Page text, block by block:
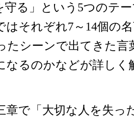
守る」という5つのテ
はそれぞれ7～14個の
たシーンで出てきた言
なるのかなどが詳しく
で「大切な人を失っ